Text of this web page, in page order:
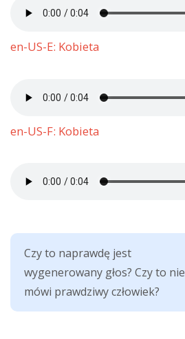
en-US-E: Kobieta
en-US-F: Kobieta
Czy to naprawdę jest
wygenerowany głos? Czy to nie
mówi prawdziwy człowiek?